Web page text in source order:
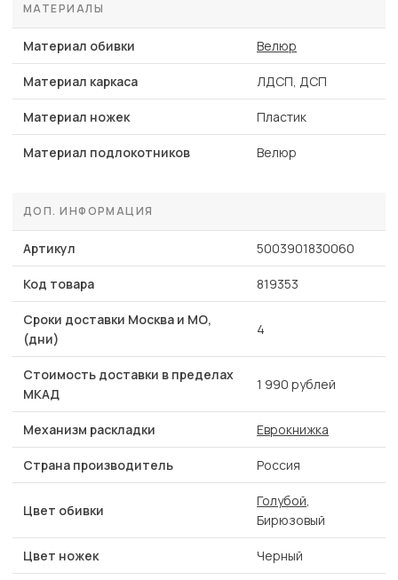
МАТЕРИАЛЫ
Материал обивки Велюр
Материал каркаса ЛДСП, ДСП
Материал ножек Пластик
Материал подлокотников Велюр
ДОП. ИНФОРМАЦИЯ
Артикул 5003901830060
Код товара 819353
Сроки доставки Москва и МО,
(дни)
4
Стоимость доставки в пределах
МКАД
1 990 рублей
Механизм раскладки Еврокнижка
Страна производитель Россия
Цвет обивки
Голубой,
Бирюзовый
Цвет ножек Черный